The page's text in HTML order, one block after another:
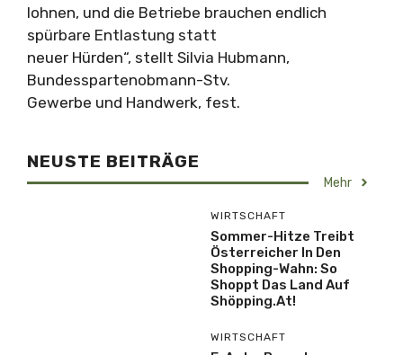
lohnen, und die Betriebe brauchen endlich
spürbare Entlastung statt
neuer Hürden“, stellt Silvia Hubmann,
Bundesspartenobmann-Stv.
Gewerbe und Handwerk, fest.
NEUSTE BEITRÄGE
Mehr
WIRTSCHAFT
Sommer-Hitze Treibt
Österreicher In Den
Shopping-Wahn: So
Shoppt Das Land Auf
Shöpping.at!
WIRTSCHAFT